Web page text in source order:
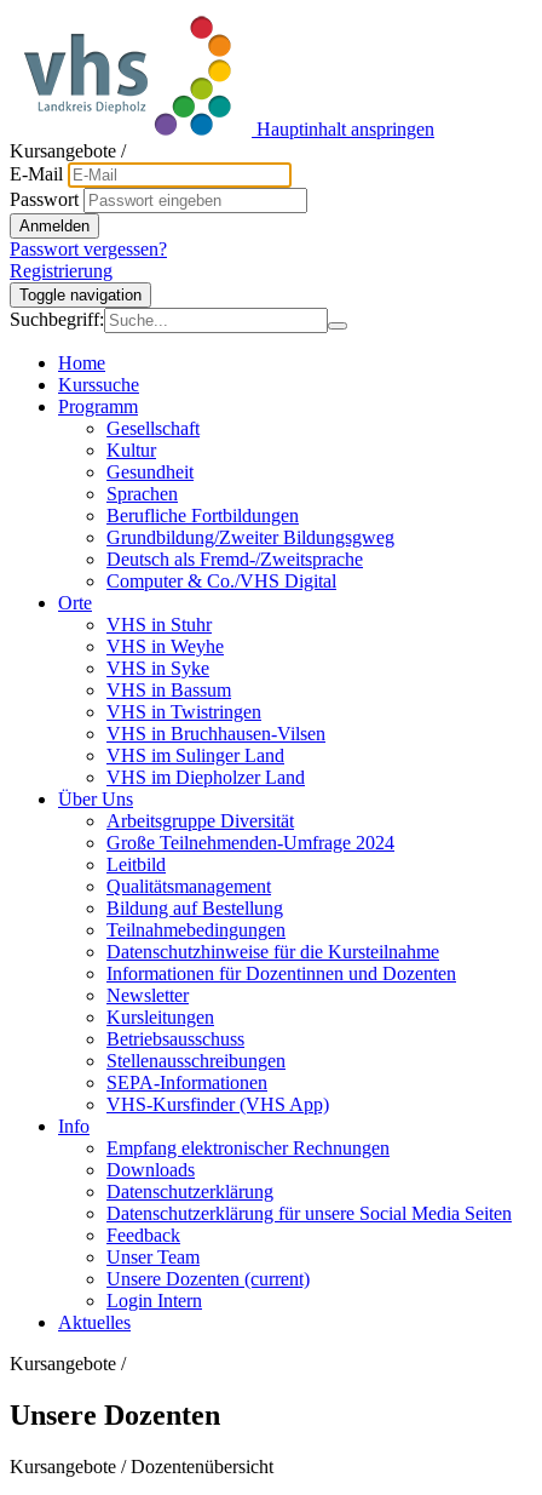
Hauptinhalt anspringen
Kursangebote /
E-Mail
Passwort
Anmelden
Passwort vergessen?
Registrierung
Toggle navigation
Suchbegriff:
Home
Kurssuche
Programm
Gesellschaft
Kultur
Gesundheit
Sprachen
Berufliche Fortbildungen
Grundbildung/Zweiter Bildungsgweg
Deutsch als Fremd-/Zweitsprache
Computer & Co./VHS Digital
Orte
VHS in Stuhr
VHS in Weyhe
VHS in Syke
VHS in Bassum
VHS in Twistringen
VHS in Bruchhausen-Vilsen
VHS im Sulinger Land
VHS im Diepholzer Land
Über Uns
Arbeitsgruppe Diversität
Große Teilnehmenden-Umfrage 2024
Leitbild
Qualitätsmanagement
Bildung auf Bestellung
Teilnahmebedingungen
Datenschutzhinweise für die Kursteilnahme
Informationen für Dozentinnen und Dozenten
Newsletter
Kursleitungen
Betriebsausschuss
Stellenausschreibungen
SEPA-Informationen
VHS-Kursfinder (VHS App)
Info
Empfang elektronischer Rechnungen
Downloads
Datenschutzerklärung
Datenschutzerklärung für unsere Social Media Seiten
Feedback
Unser Team
Unsere Dozenten (current)
Login Intern
Aktuelles
Kursangebote /
Unsere Dozenten
Kursangebote /Dozentenübersicht